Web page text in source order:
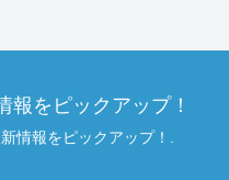
をピックアップ！
情報をピックアップ！.